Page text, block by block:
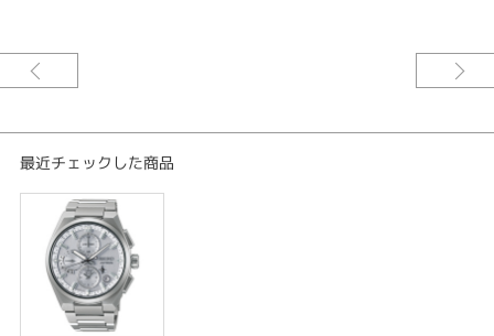
キャリバーNo/5X83
ソーラーGPS衛星電波修正
フル充電時約6ヶ月間 パワーセーブ時約2年
14石
-過充電防止機能
-パワーセーブ機能
-ストップウオッチ機能（1/20秒計測 12時間計）
-パーペチュアルカレンダー機能(2100年2月28日まで)
-ワールドタイム機能（38タイムゾーン）
-デュアルタイム表示機能
-曜日表示機能
最近チェックした商品